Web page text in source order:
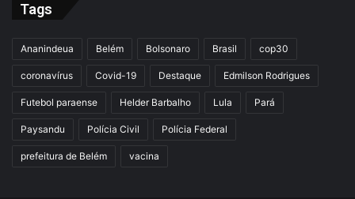
Tags
Ananindeua Belém Bolsonaro Brasil cop30
coronavírus Covid-19 Destaque Edmilson Rodrigues
Futebol paraense Helder Barbalho Lula Pará
Paysandu Polícia Civil Polícia Federal
prefeitura de Belém vacina